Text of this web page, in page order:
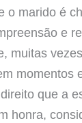
o marido é
e
muitas
momentos
que a
honra,